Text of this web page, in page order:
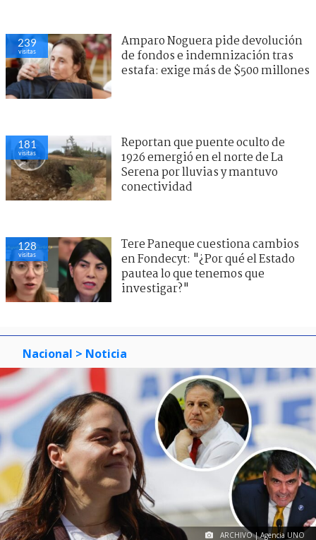
239
visitas
Amparo Noguera pide devolución
de fondos e indemnización tras
estafa: exige más de $500 millones
181
visitas
Reportan que puente oculto de
1926 emergió en el norte de La
Serena por lluvias y mantuvo
conectividad
128
visitas
Tere Paneque cuestiona cambios
en Fondecyt: "¿Por qué el Estado
pautea lo que tenemos que
investigar?"
Nacional > Noticia
ARCHIVO | Agencia UNO